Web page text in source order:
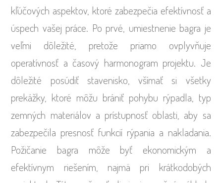
kľúčových aspektov, ktoré zabezpečia efektívnosť a
úspech vašej práce. Po prvé, umiestnenie bagra je
veľmi dôležité, pretože priamo ovplyvňuje
operatívnosť a časový harmonogram projektu. Je
dôležité posúdiť stavenisko, všímať si všetky
prekážky, ktoré môžu brániť pohybu rýpadla, typ
zemných materiálov a prístupnosť oblasti, aby sa
zabezpečila presnosť funkcií rýpania a nakladania.
Požičanie bagra môže byť ekonomickým a
efektívnym riešením, najmä pri krátkodobých